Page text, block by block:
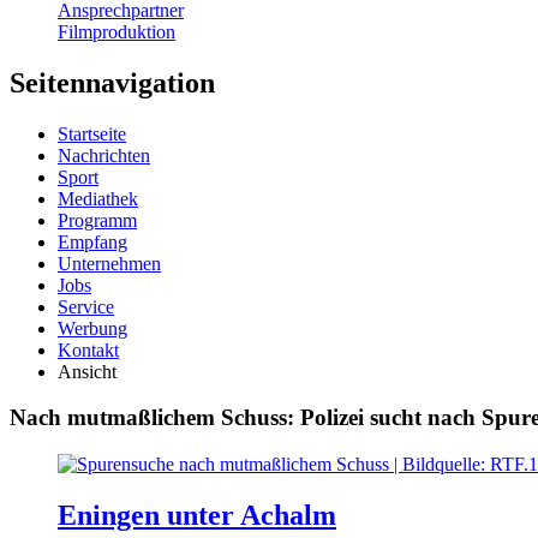
Ansprechpartner
Filmproduktion
Seitennavigation
Startseite
Nachrichten
Sport
Mediathek
Programm
Empfang
Unternehmen
Jobs
Service
Werbung
Kontakt
Ansicht
Nach mutmaßlichem Schuss: Polizei sucht nach
Eningen unter Achalm